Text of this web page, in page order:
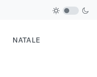
NATALE